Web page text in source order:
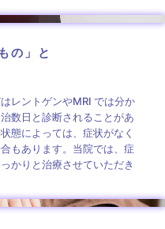
の」と
レントゲンやMRI では分か
数日と診断されることがあ
態によっては、症状がなく
もあります。当院では、症
かりと治療させていただき